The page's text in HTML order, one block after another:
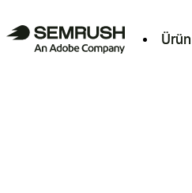
Ürün